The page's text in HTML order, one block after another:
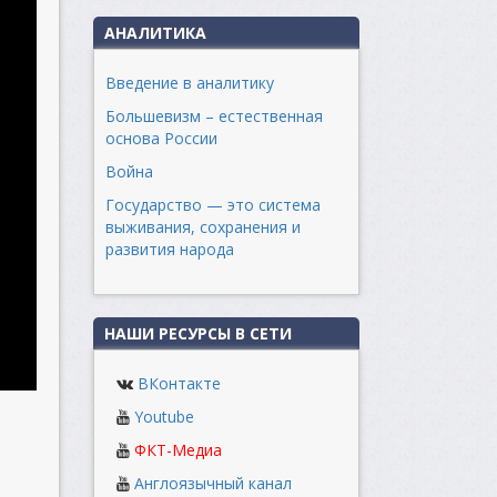
АНАЛИТИКА
Введение в аналитику
Большевизм – естественная
основа России
Война
Государство — это система
выживания, сохранения и
развития народа
НАШИ РЕСУРСЫ В СЕТИ
ВКонтакте
Youtube
ФКТ-Медиа
Англоязычный канал